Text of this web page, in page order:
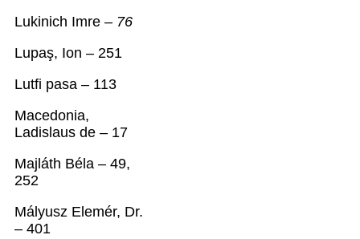
Lukinich Imre – 76
Lupaş, Ion – 251
Lutfi pasa – 113
Macedonia,
Ladislaus de – 17
Majláth Béla – 49,
252
Mályusz Elemér, Dr.
– 401